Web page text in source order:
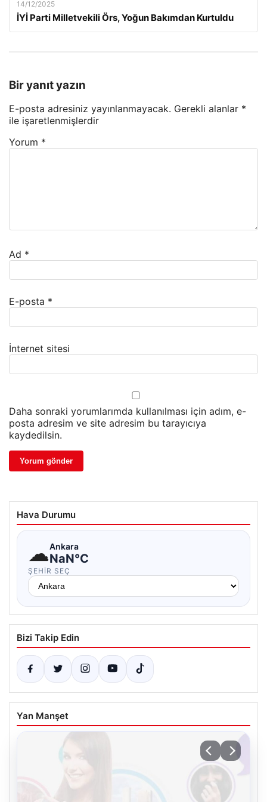
14/12/2025
İYİ Parti Milletvekili Örs, Yoğun Bakımdan Kurtuldu
Bir yanıt yazın
E-posta adresiniz yayınlanmayacak. Gerekli alanlar *
ile işaretlenmişlerdir
Yorum *
Ad *
E-posta *
İnternet sitesi
Daha sonraki yorumlarımda kullanılması için adım, e-
posta adresim ve site adresim bu tarayıcıya
kaydedilsin.
Hava Durumu
☁Ankara
NaN°C
ŞEHIR SEÇ
Bizi Takip Edin
Yan Manşet